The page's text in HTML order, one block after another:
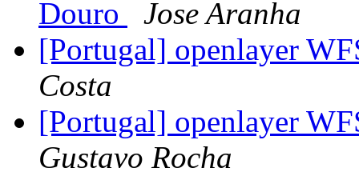
Douro
Jose Aranha
[Portugal] openlayer
Costa
[Portugal] openlayer
Gustavo Rocha